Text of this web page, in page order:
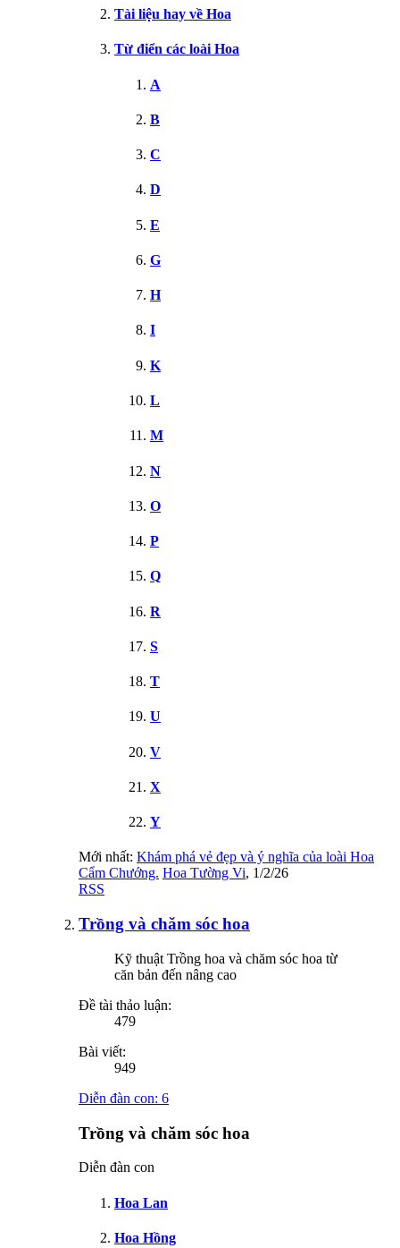
Tài liệu hay về Hoa
Từ điển các loài Hoa
A
B
C
D
E
G
H
I
K
L
M
N
O
P
Q
R
S
T
U
V
X
Y
Mới nhất: Khám phá vẻ đẹp và ý nghĩa của loài Hoa
Cẩm Chướng. Hoa Tường Vi, 1/2/26
RSS
Trồng và chăm sóc hoa
Kỹ thuật Trồng hoa và chăm sóc hoa từ
căn bản đến nâng cao
Đề tài thảo luận:
479
Bài viết:
949
Diễn đàn con: 6
Trồng và chăm sóc hoa
Diễn đàn con
Hoa Lan
Hoa Hồng